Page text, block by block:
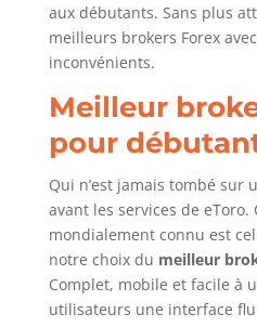
aux débutants. Sans plus
meilleurs brokers Forex
inconvénients.
Meilleur
pour
Qui n’est jamais tombé
avant les services de eToro.
mondialement connu est
notre choix du meilleur
Complet, mobile et facile à
utilisateurs une interface